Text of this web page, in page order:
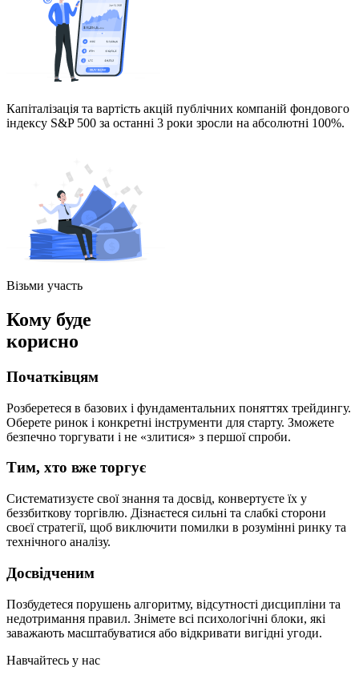
Капіталізація та вартість акцій публічних компаній фондового
індексу S&P 500 за останні 3 роки зросли на абсолютні 100%.
Візьми участь
Кому буде
корисно
Початківцям
Розберетеся в базових і фундаментальних поняттях трейдингу.
Оберете ринок і конкретні інструменти для старту. Зможете
безпечно торгувати і не «злитися» з першої спроби.
Тим, хто вже торгує
Систематизуєте свої знання та досвід, конвертуєте їх у
беззбиткову торгівлю. Дізнаєтеся сильні та слабкі сторони
своєї стратегії, щоб виключити помилки в розумінні ринку та
технічного аналізу.
Досвідченим
Позбудетеся порушень алгоритму, відсутності дисципліни та
недотримання правил. Знімете всі психологічні блоки, які
заважають масштабуватися або відкривати вигідні угоди.
Навчайтесь у нас